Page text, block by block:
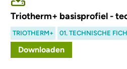
Triotherm+ basisprofiel -
TRIOTHERM+ 01. TECHNISCHE
Downloaden